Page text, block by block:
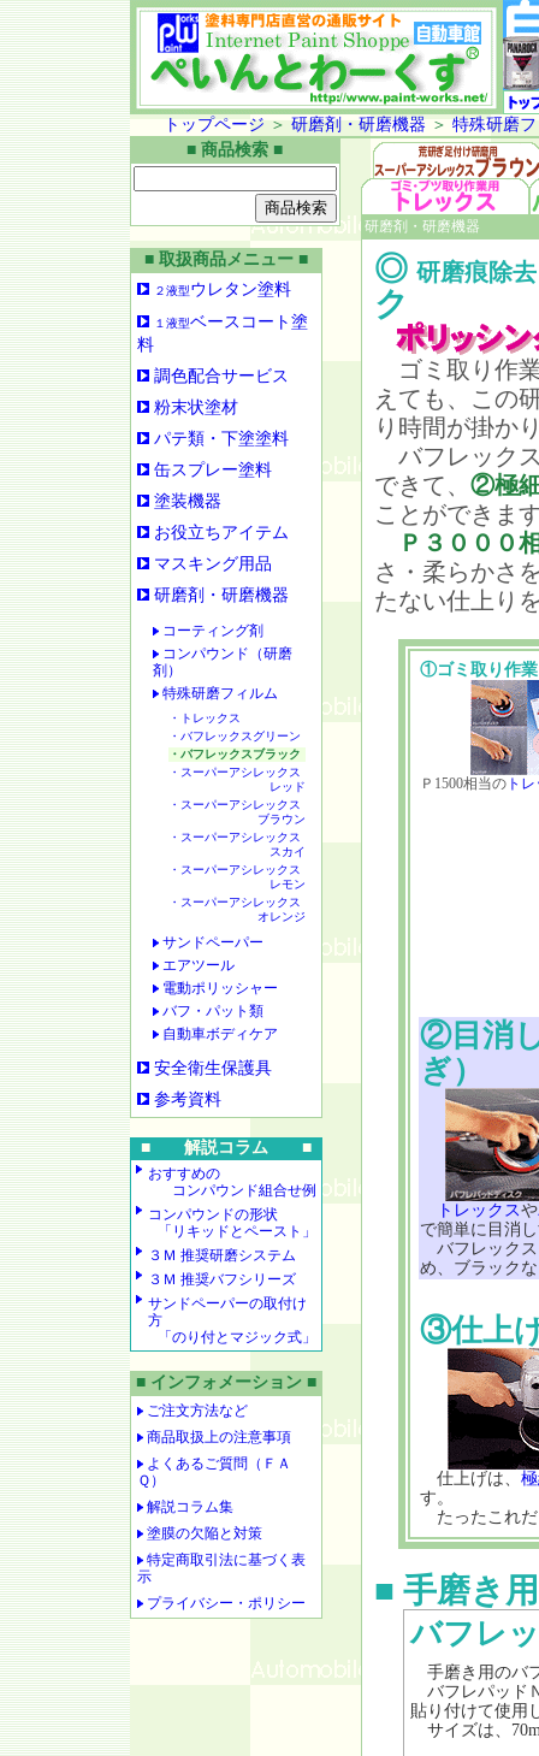
トップページ ＞ 研磨剤・研磨機器 ＞ 特殊研磨
■ 商品検索 ■
■ 取扱商品メニュー ■
２液型ウレタン塗料
１液型ベースコート塗
料
調色配合サービス
粉末状塗材
パテ類・下塗塗料
缶スプレー塗料
塗装機器
お役立ちアイテム
マスキング用品
研磨剤・研磨機器
コーティング剤
コンパウンド（研磨
剤）
特殊研磨フィルム
・トレックス
・バフレックスグリーン
・バフレックスブラック
・スーパーアシレックス
レッド
・スーパーアシレックス
ブラウン
・スーパーアシレックス
スカイ
・スーパーアシレックス
レモン
・スーパーアシレックス
オレンジ
サンドペーパー
エアツール
電動ポリッシャー
バフ・パット類
自動車ボディケア
安全衛生保護具
参考資料
■ 解説コラム ■
おすすめの
コンパウンド組合せ例
コンパウンドの形状
「リキッドとペースト」
３Ｍ 推奨研磨システム
３Ｍ 推奨バフシリーズ
サンドペーパーの取付け
方
「のり付とマジック式」
■ インフォメーション ■
ご注文方法など
商品取扱上の注意事項
よくあるご質問（ＦＡ
Ｑ）
解説コラム集
塗膜の欠陥と対策
特定商取引法に基づく表
示
プライバシー・ポリシー
研磨剤・研磨機器
◎ 研磨痕除
ク
ゴミ取り作
えても、この
り時間が掛か
バフレック
できて、 ②極細
ことができま
Ｐ３０００
さ・柔らかさ
たない仕上り
①ゴミ取り作業
Ｐ1500相当のトレ
②目消
ぎ）
トレックスや
で簡単に目消
バフレックス
め、ブラック
③仕上
仕上げは、
す。
たったこれだ
■ 手磨き用
バフレ
手磨き用のバ
バフレパッド
貼り付けて使用
サイズは、